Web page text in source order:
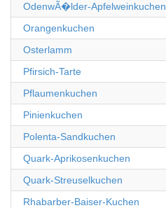
OdenwÃ�lder-Apfelweinkuchen
Orangenkuchen
Osterlamm
Pfirsich-Tarte
Pflaumenkuchen
Pinienkuchen
Polenta-Sandkuchen
Quark-Aprikosenkuchen
Quark-Streuselkuchen
Rhabarber-Baiser-Kuchen